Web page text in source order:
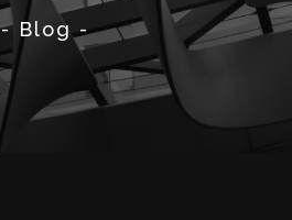
- Blog -